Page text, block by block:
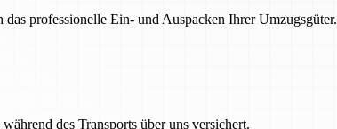
professionelle Ein- und Auspacken Ihrer Umzugsgüter.
des Transports über uns versichert.